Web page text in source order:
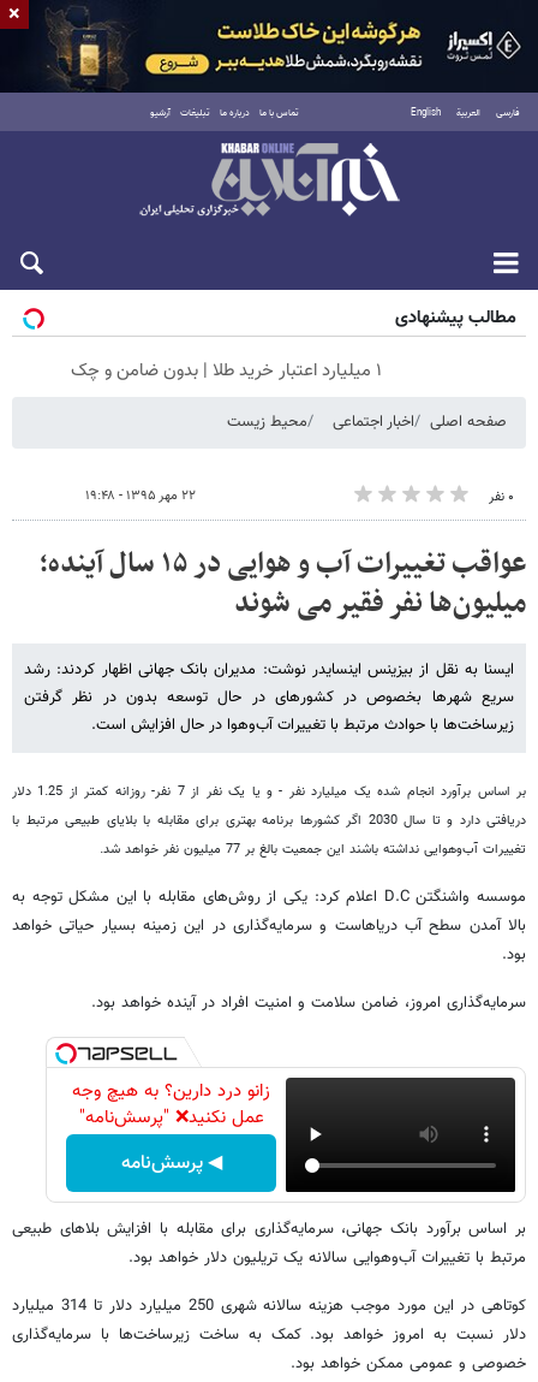
فارسی العربية English تماس با ما درباره ما تبلیغات آرشیو
پنجشنبه ۱۵ مرداد ۱۴۰۵
مطالب پیشنهادی
۱ میلیارد اعتبار خرید طلا | بدون ضامن و چک
صفحه اصلی اخبار اجتماعی محیط زیست
۰ نفر ۲۲ مهر ۱۳۹۵ - ۱۹:۴۸
عواقب تغییرات آب و هوایی در ۱۵ سال آینده؛
میلیون‌ها نفر فقیر می شوند
ایسنا به نقل از بیزینس اینسایدر نوشت: مدیران بانک جهانی اظهار کردند: رشد
سریع شهرها بخصوص در کشورهای در حال توسعه بدون در نظر گرفتن
زیرساخت‌ها با حوادث مرتبط با تغییرات آب‌وهوا در حال افزایش است.
بر اساس برآورد انجام شده یک میلیارد نفر - و یا یک نفر از 7 نفر- روزانه کمتر از 1.25 دلار
دریافتی دارد و تا سال 2030 اگر کشورها برنامه بهتری برای مقابله با بلایای طبیعی مرتبط با
تغییرات آب‌وهوایی نداشته باشند این جمعیت بالغ بر 77 میلیون نفر خواهد شد.
موسسه واشنگتن D.C اعلام کرد: یکی از روش‌های مقابله با این مشکل توجه به
بالا آمدن سطح آب دریاهاست و سرمایه‌گذاری در این زمینه بسیار حیاتی خواهد
بود.
سرمایه‌گذاری امروز، ضامن سلامت و امنیت افراد در آینده خواهد بود.
زانو درد دارین؟ به هیچ وجه
عمل نکنید❌ "پرسش‌نامه"
◀ پرسش‌نامه
بر اساس برآورد بانک جهانی، سرمایه‌گذاری برای مقابله با افزایش بلاهای طبیعی
مرتبط با تغییرات آب‌وهوایی سالانه یک تریلیون دلار خواهد بود.
کوتاهی در این مورد موجب هزینه سالانه شهری 250 میلیارد دلار تا 314 میلیارد
دلار نسبت به امروز خواهد بود. کمک به ساخت زیرساخت‌ها با سرمایه‌گذاری
خصوصی و عمومی ممکن خواهد بود.
×